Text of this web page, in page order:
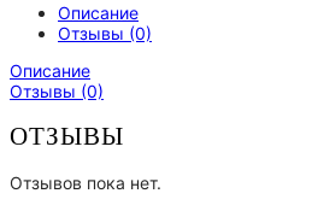
Описание
Отзывы (0)
Описание
Отзывы (0)
ОТЗЫВЫ
Отзывов пока нет.